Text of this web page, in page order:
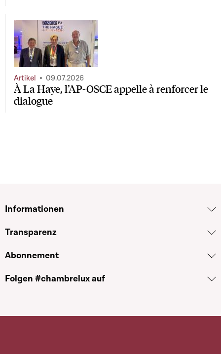
À La Haye, l’AP-OSCE appelle à renforcer le
dialogue
Artikel 09.07.2026
Informationen
Transparenz
Abonnement
Folgen #chambrelux auf